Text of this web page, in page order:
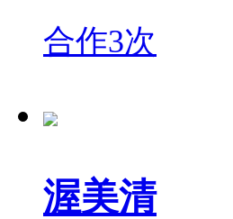
合作3次
渥美清